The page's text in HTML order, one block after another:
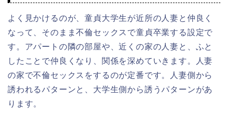
よく見かけるのが、童貞大学生が近所の人妻と仲良く
なって、そのまま不倫セックスで童貞卒業する設定で
す。アパートの隣の部屋や、近くの家の人妻と、ふと
したことで仲良くなり、関係を深めていきます。人妻
の家で不倫セックスをするのが定番です。人妻側から
誘われるパターンと、大学生側から誘うパターンがあ
ります。